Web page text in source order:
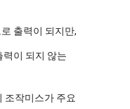
출력이 되지만,
이 되지 않는
조작미스가 주요